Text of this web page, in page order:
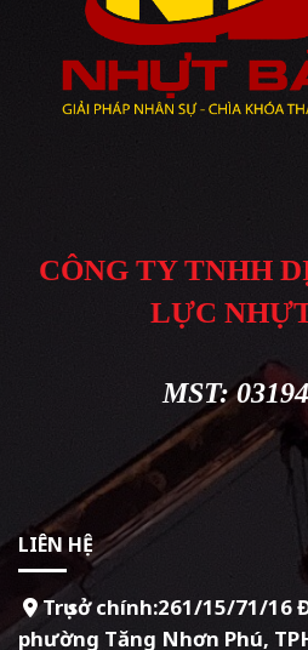
CÔNG TY TNHH
LỰC
MST:
LIÊN HỆ
Trụ sở chính:261/15/71/16
phường Tăng Nhơn Phú,